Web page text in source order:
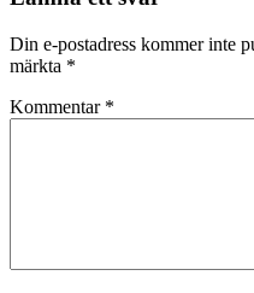
Din e-postadress kommer inte
märkta *
Kommentar *